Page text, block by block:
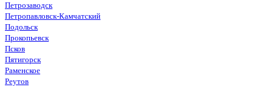
Петрозаводск
Петропавловск-Камчатский
Подольск
Прокопьевск
Псков
Пятигорск
Раменское
Реутов